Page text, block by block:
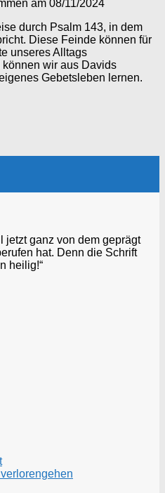
am 08/11/2024
durch Psalm 143, in dem
Diese Feinde können für
unseres Alltags
wir aus Davids
Gebetsleben lernen.
jetzt ganz von dem geprägt
hat. Denn die Schrift
heilig!“